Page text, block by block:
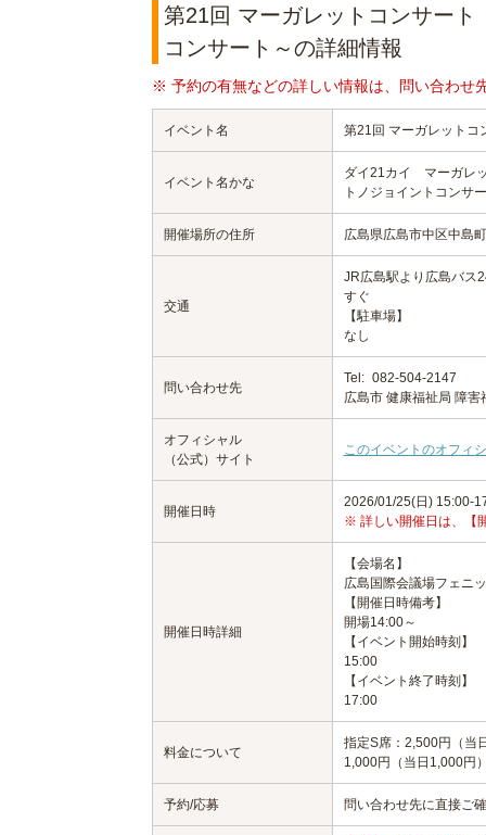
第21回 マーガレットコンサート
コンサート～の詳細情報
※ 予約の有無などの詳しい情報は、問い合わせ
イベント名 第21回 マーガレットコ
イベント名かな
ダイ21カイ マーガレ
トノジョイントコンサ
開催場所の住所 広島県広島市中区中島
交通
JR広島駅より広島バス
すぐ
【駐車場】
なし
問い合わせ先
Tel: 082-504-2147
広島市 健康福祉局 障害
オフィシャル
（公式）サイト
このイベントのオフィ
開催日時
2026/01/25(日) 15:00-
※ 詳しい開催日は、【
開催日時詳細
【会場名】
広島国際会議場フェニ
【開催日時備考】
開場14:00～
【イベント開始時刻】
15:00
【イベント終了時刻】
17:00
料金について
指定S席：2,500円（
1,000円（当日1,000円）
予約/応募 問い合わせ先に直接ご